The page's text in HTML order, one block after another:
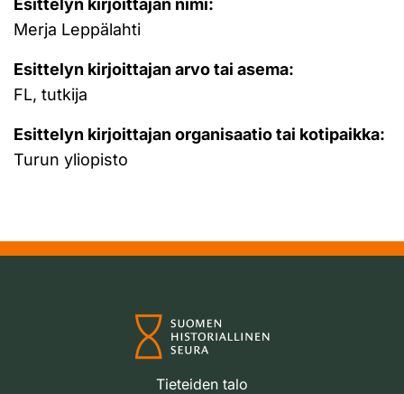
Esittelyn kirjoittajan nimi:
Merja Leppälahti
Esittelyn kirjoittajan arvo tai asema:
FL, tutkija
Esittelyn kirjoittajan organisaatio tai kotipaikka:
Turun yliopisto
Tieteiden talo